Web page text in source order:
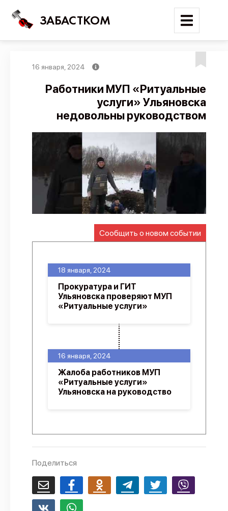
ЗАБАСТКОМ
Поиск
Новости
Трудовые конфликты
Отчеты
Предложить публикацию
Справочник
API
О проекте
16 января, 2024
Работники МУП «Ритуальные
услуги» Ульяновска
недовольны руководством
Сообщить о новом событии
16 января, 2024
Жалоба работников МУП
«Ритуальные услуги»
Ульяновска на руководство
18 января, 2024
Прокуратура и ГИТ
Ульяновска проверяют МУП
«Ритуальные услуги»
Поделиться